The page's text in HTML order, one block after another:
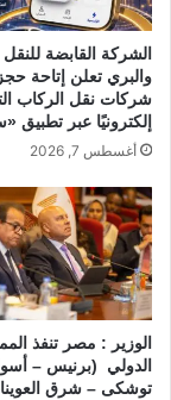
الشركة القابضة
والبري تعلن إتاحة
شركات نقل الركاب
إلكترونيًا عبر تطبيق
أغسطس 7, 2026
الوزير : مصر تنفذ
الدولي (برنيس –
توشكى – شرق